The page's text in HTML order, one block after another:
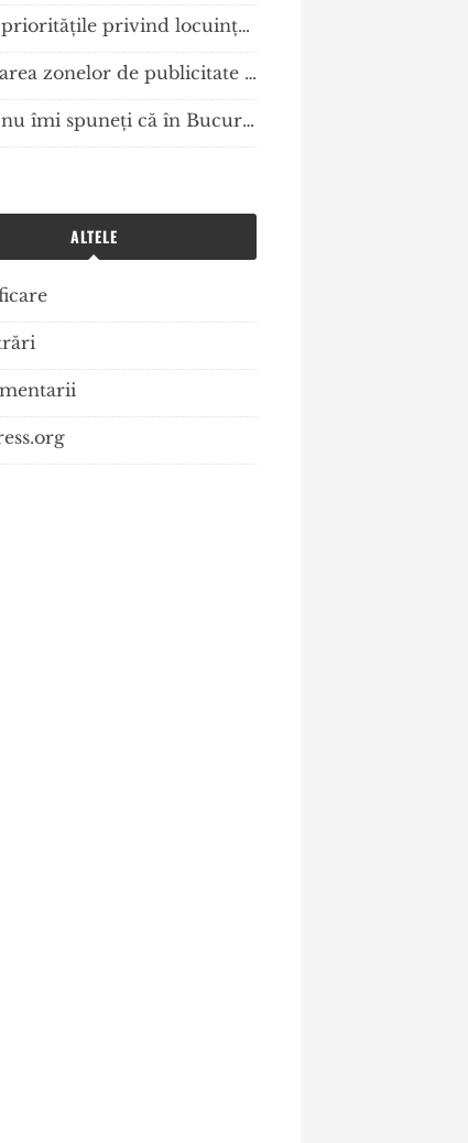
Despre priorităţile privind locuinţa socială sau Ziua în care am aflat (din nou) că mai sunt mulţi oameni vulnerabili care au nevoie de locuinţe decente în România
Delimitarea zonelor de publicitate restrânsă/lărgită şi amplasare a mijloacelor de publicitate în România – elemente normative și tehnice geo-spaţiale de planificare urbană
Vă rog, nu îmi spuneți că în București mai există autoritate publică! Am întrebat la PMB și ISC care mi-au confirmat asta…
ALTELE